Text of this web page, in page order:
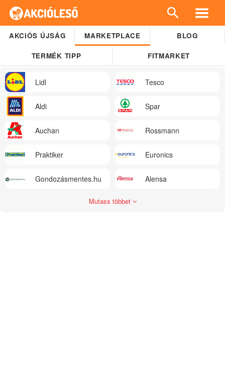
AKCIÓS ÚJSÁG MARKETPLACE BLOG
TERMÉK TIPP FITMARKET
Lidl Tesco
Aldi Spar
Auchan Rossmann
Praktiker Euronics
Gondozásmentes.hu Alensa
Mutass többet